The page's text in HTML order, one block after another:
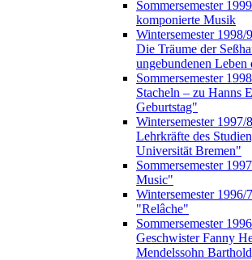
Sommersemester
komponierte Musik
Wintersemester
Die Träume der
ungebundenen Leben
Sommersemester
Stacheln – zu Hanns
Geburtstag"
Wintersemester
Lehrkräfte des
Universität Bremen"
Sommersemester
Music"
Wintersemester 1996/
"Relâche"
Sommersemester
Geschwister Fanny
Mendelssohn